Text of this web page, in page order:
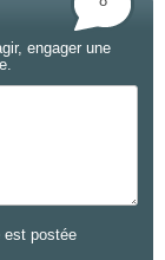
engager une
est postée